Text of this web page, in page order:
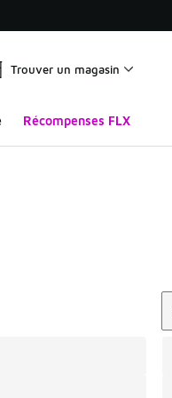
Trouver un magasin
Récompenses FLX